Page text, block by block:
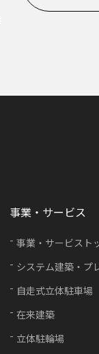
事業・サービス
事業・サービスト
システム建築・プ
自走式立体駐車場
在来建築
立体駐輪場